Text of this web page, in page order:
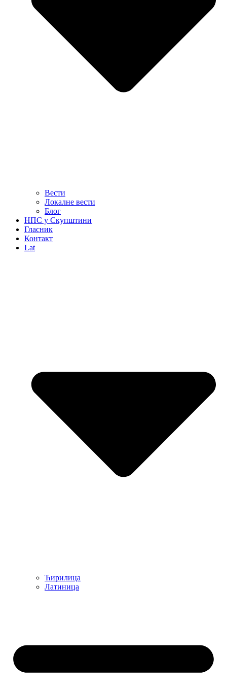
Вести
Локалне вести
Блог
НПС у Скупштини
Гласник
Контакт
Lat
Ћирилица
Латиница